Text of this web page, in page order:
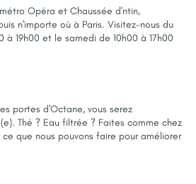
Opéra et Chaussée d'ntin,
n'importe où à Paris. Visitez-nous du
à 19h00 et le samedi de 10h00 à 17h00
portes d'Octane, vous serez
Thé ? Eau filtrée ? Faites comme chez
que nous pouvons faire pour améliorer